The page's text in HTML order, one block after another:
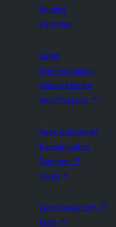
Plugins
Patronen
Leren
Ondersteuning
Ontwikkelaars
WordPress.tv ↗
Raak betrokken
Evenementen
Doneren ↗
Swag ↗
WordPress.com ↗
Matt ↗